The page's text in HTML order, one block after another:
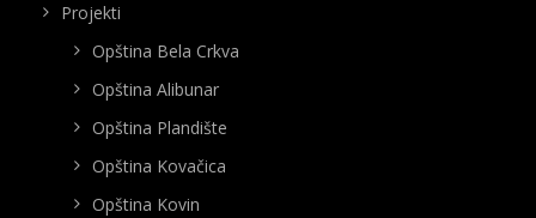
Projekti
Opština Bela Crkva
Opština Alibunar
Opština Plandište
Opština Kovačica
Opština Kovin